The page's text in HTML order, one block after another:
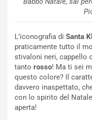
L’iconografia di Santa
praticamente tutto il
stivaloni neri, cappello
tanto rosso! Ma ti sei
questo colore? Il
davvero inaspettato,
con lo spirito del
aperta!